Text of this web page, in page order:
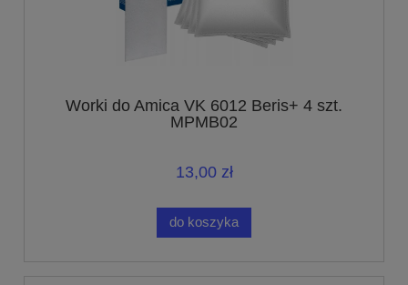
Worki do Amica VK 6012 Beris+ 4 szt.
MPMB02
13,00 zł
do koszyka